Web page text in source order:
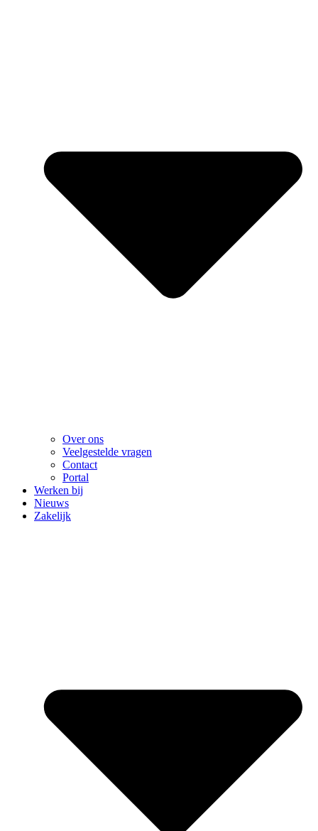
Over ons
Veelgestelde vragen
Contact
Portal
Werken bij
Nieuws
Zakelijk